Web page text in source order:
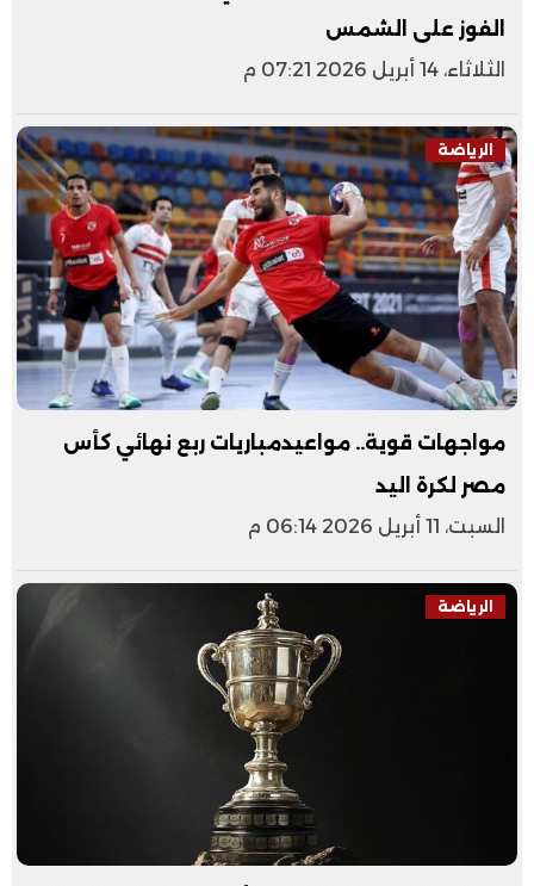
الفوز على الشمس
الثلاثاء، 14 أبريل 2026 07:21 م
الرياضة
مواجهات قوية.. مواعيدمباريات ربع نهائي كأس
مصر لكرة اليد
السبت، 11 أبريل 2026 06:14 م
الرياضة